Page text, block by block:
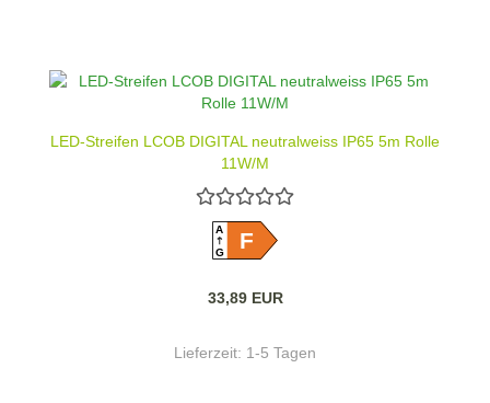
LED-Streifen LCOB DIGITAL neutralweiss IP65 5m Rolle
11W/M
A
GF
33,89 EUR
Lieferzeit: 1-5 Tagen